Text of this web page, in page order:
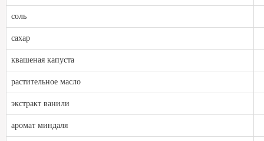
соль
сахар
квашеная капуста
растительное масло
экстракт ванили
аромат миндаля